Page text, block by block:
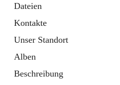
Dateien
Kontakte
Unser Standort
Alben
Beschreibung